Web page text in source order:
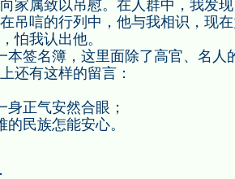
家属致以吊慰。在人群中，我发
吊唁的行列中，他与我相识，现
怕我认出他。
本签名簿，这里面除了高官、名人
还有这样的留言：
身正气安然合眼；
民族怎能安心。